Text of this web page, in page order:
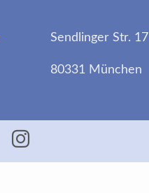
Sendlinger Str. 17
80331 München
Facebook
Insta